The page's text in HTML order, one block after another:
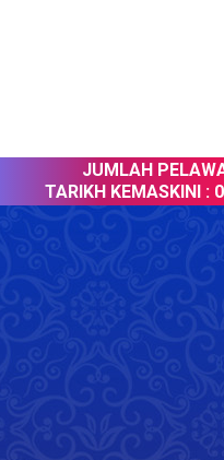
JUMLAH
TARIKH KEMASKINI :